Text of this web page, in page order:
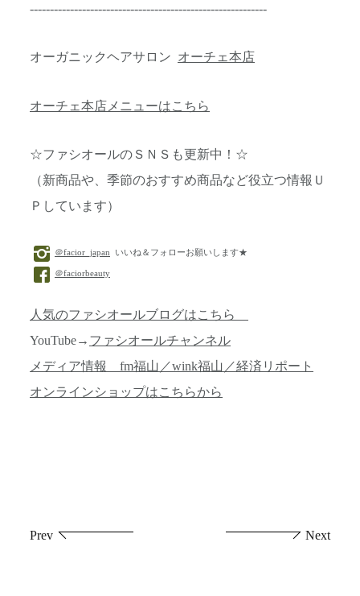
-----------------------------------------------------------
オーガニックヘアサロン オーチェ本店
オーチェ本店メニューはこちら
☆ファシオールのＳＮＳも更新中！☆
（新商品や、季節のおすすめ商品など役立つ情報Ｕ
Ｐしています）
＠facior_japan いいね＆フォローお願いします★
＠faciorbeauty
人気のファシオールブログはこちら
YouTube→ ファシオールチャンネル
メディア情報 fm福山／wink福山／経済リポート
オンラインショップはこちらから
Prev Next